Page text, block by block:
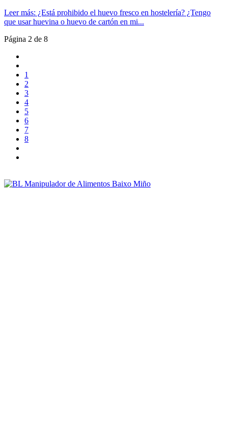
Leer más: ¿Está prohibido el huevo fresco en hostelería? ¿Tengo
que usar huevina o huevo de cartón en mi...
Página 2 de 8
1
2
3
4
5
6
7
8